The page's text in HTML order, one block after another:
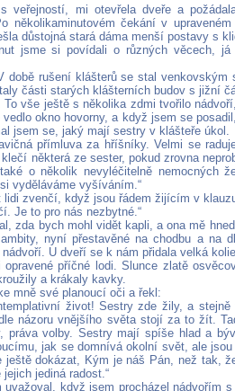
veřejností, mi otevřela dveře a
několikaminutovém čekání v
důstojná stará dáma menší postavy s
jsme si povídali o různých věcech, já
rušení klášterů se stal venkovským
části starých klášterních budov s jižní
vše ještě s několika zdmi tvořilo
okno hovorny, a když jsem se
jsem se, jaký mají sestry v klášteře úkol.
přímluva za hříšníky. Velmi se
některá ze sester, pokud zrovna
o několik nevyléčitelně nemocných
vyděláváme vyšíváním.“
zvenčí, když jsou řádem žijícím v
Je to pro nás nezbytné.“
zda bych mohl vidět kapli, a ona mě
nyní přestavěné na chodbu a na
U dveří se k nám přidala velká
příčné lodi. Slunce zlatě
a krákaly kavky.
mně své planoucí oči a řekl:
život! Sestry zde žily, a
názoru vnějšího světa stojí za to žít.
práva volby. Sestry mají spíše hlad a
jak se domnívá okolní svět, ale jsou
dokázat, Kým je náš Pán, než tak,
jediná radost.“
uvažoval, když jsem procházel nádvořím